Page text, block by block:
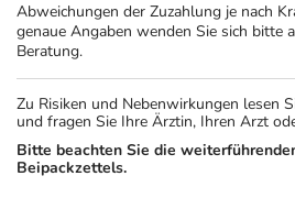
Abweichungen der Zuzahlung je nach
genaue Angaben wenden Sie sich bitte
Beratung.
Zu Risiken und Nebenwirkungen lesen
und fragen Sie Ihre Ärztin, Ihren Arzt
Bitte beachten Sie die
Beipackzettels.